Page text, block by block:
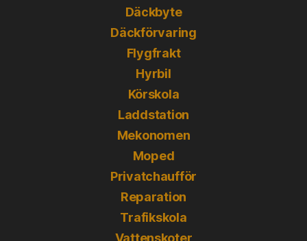
Däckbyte
Däckförvaring
Flygfrakt
Hyrbil
Körskola
Laddstation
Mekonomen
Moped
Privatchaufför
Reparation
Trafikskola